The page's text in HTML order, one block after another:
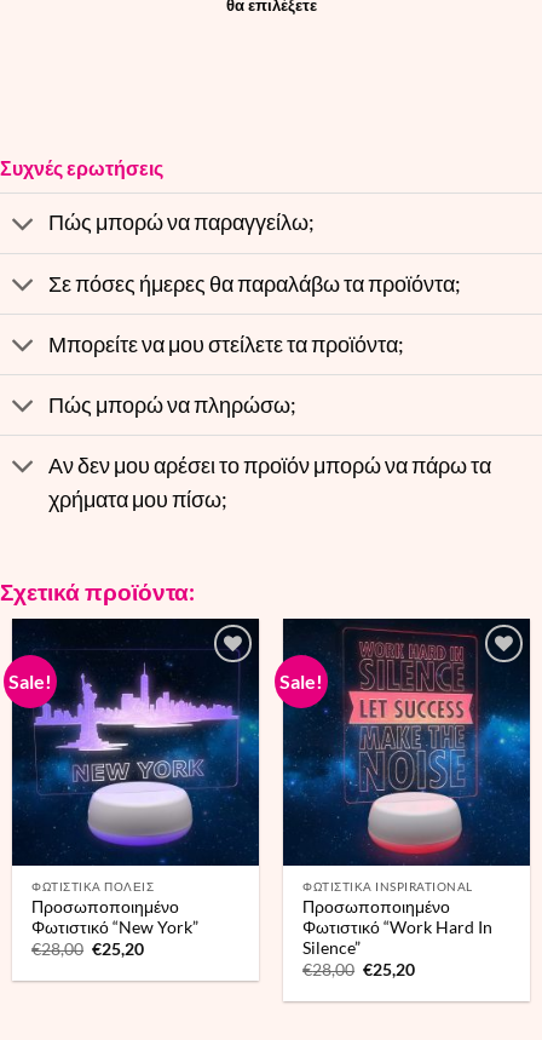
θα επιλέξετε
Συχνές ερωτήσεις
Πώς μπορώ να παραγγείλω;
Σε πόσες ήμερες θα παραλάβω τα προϊόντα;
Μπορείτε να μου στείλετε τα προϊόντα;
Πώς μπορώ να πληρώσω;
Αν δεν μου αρέσει το προϊόν μπορώ να πάρω τα
χρήματα μου πίσω;
Σχετικά προϊόντα:
Sale!
ΦΩΤΙΣΤΙΚΑ ΠΟΛΕΙΣ
Προσωποποιημένο
Φωτιστικό “New York”
€28,00 Original
price
was:
€25,20Current
is:
Sale!
ΦΩΤΙΣΤΙΚΑ INSPIRATIONAL
Προσωποποιημένο
Φωτιστικό “Work Hard In
Silence”
€28,00 Original
price
was:
€25,20Current
is: